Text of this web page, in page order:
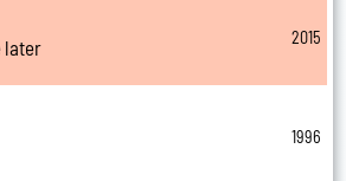
later
2015
1996